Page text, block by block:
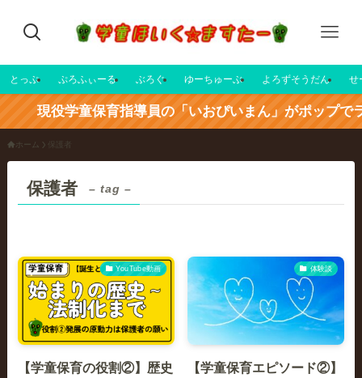
とっぷ ぷろふぃーる ぶろぐ ゆーちゅーぶ よろずそうだん せ
現役学童保育指導員の「いおぴいまん」がポップでラ
ホーム 保護者
保護者 – tag –
YouTube動画
【学童保育の役割②】歴史
体験談
【学童保育エピソード②】